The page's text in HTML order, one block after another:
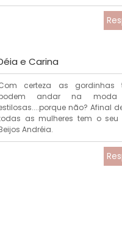
e Carina
certeza as gordinhas
andar na
não? Afinal
as mulheres tem o seu
Andréia.